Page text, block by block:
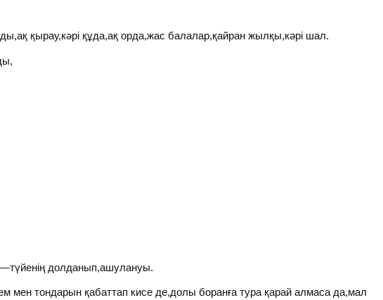
қырау,кәрі құда,ақ орда,жас балалар,қайран жылқы,кәрі шал.
долданып,ашулануы.
мен тондарын қабаттап кисе де,долы боранға тура қарай алмаса да,мал